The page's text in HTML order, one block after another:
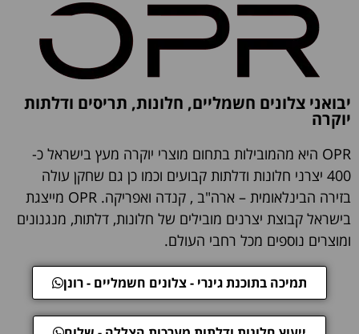
יבואני צלונים חשמליים, חלונות, תריסים ודלתות
יוקרה
OPR היא מהמובילות בתחום מוצרי יוקרה מעץ בישראל כ-
400 יצרני חלונות ודלתות קבועים וכמו כן גם שחקן עולה
בזירה הבינלאומית – ארה"ב , קנדה ואפריקה. OPR מייצגת
בישראל קבוצת יצרנים מובילים של חלונות, דלתות, מנגנונים
ומוצרים נוספים מכל רחבי העולם.
תמיכה בתוכנת גינרי - צלונים חשמליים - רונן